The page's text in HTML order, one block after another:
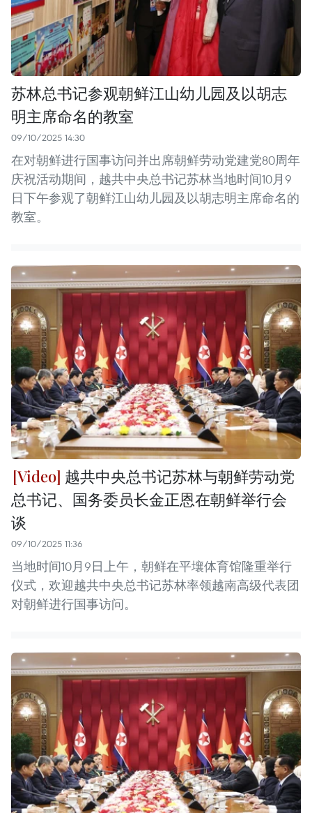
苏林总书记参观朝鲜江山幼儿园及以胡志
明主席命名的教室
09/10/2025 14:30
在对朝鲜进行国事访问并出席朝鲜劳动党建党80周年
庆祝活动期间，越共中央总书记苏林当地时间10月9
日下午参观了朝鲜江山幼儿园及以胡志明主席命名的
教室。
越共中央总书记苏林与朝鲜劳动党
总书记、国务委员长金正恩在朝鲜举行会
谈
09/10/2025 11:36
当地时间10月9日上午，朝鲜在平壤体育馆隆重举行
仪式，欢迎越共中央总书记苏林率领越南高级代表团
对朝鲜进行国事访问。